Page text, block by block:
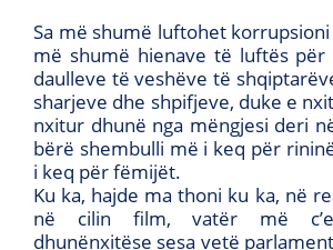
Sa më shumë luftohet korrupsioni
më shumë hienave të luftës
daulleve të veshëve të
sharjeve dhe shpifjeve, duke e
nxitur dhunë nga mëngjesi deri
bërë shembulli më i keq për
i keq për fëmijët.
Ku ka, hajde ma thoni ku ka, në
në cilin film, vatër më
dhunënxitëse sesa vetë